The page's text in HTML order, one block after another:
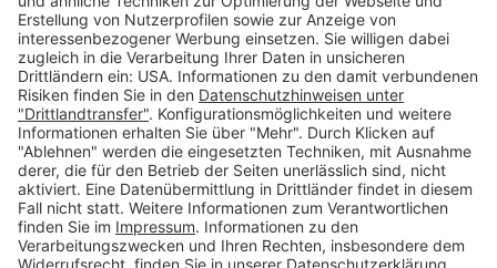
Kategorien
Betriebsorganisation (52)
Schlüsselorganisation (140)
Reifenorganisation (35)
Werkstattorganisation (166)
Preisauszeichnung und Preisdisplays (35)
Formulare KFZ und Werkstatt (34)
Kennzeichenhalter (49)
KFZ-Verkauf und KFZ-Präsentation (19)
Aussenwerbung (47)
Prospektpräsentation, Infosysteme (29)
Werbeartikel und Give-Aways (212)
SALES OFF (14)
Ausgezeichnet